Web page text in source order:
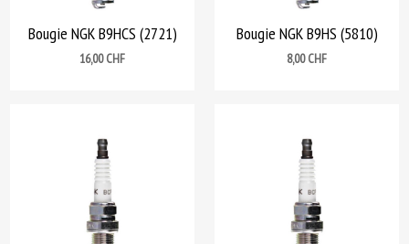
Bougie NGK B9HCS (2721)
Prix
16,00 CHF
Bougie NGK B9HS (5810)
Prix
8,00 CHF